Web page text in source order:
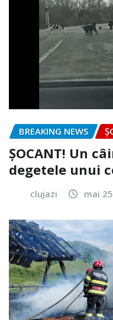
BREAKING NEWS
ȘOCANT! Un
degetele unui
clujazi mai